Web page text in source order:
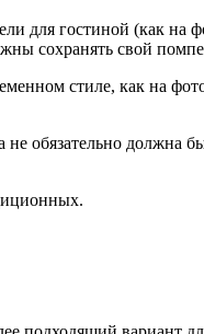
для гостиной (как на
сохранять свой
стиле, как на
обязательно должна